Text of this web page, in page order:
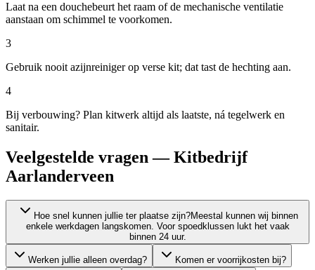
Laat na een douchebeurt het raam of de mechanische ventilatie
aanstaan om schimmel te voorkomen.
3
Gebruik nooit azijnreiniger op verse kit; dat tast de hechting aan.
4
Bij verbouwing? Plan kitwerk altijd als laatste, ná tegelwerk en
sanitair.
Veelgestelde vragen — Kitbedrijf
Aarlanderveen
Hoe snel kunnen jullie ter plaatse zijn?Meestal kunnen wij binnen
enkele werkdagen langskomen. Voor spoedklussen lukt het vaak
binnen 24 uur.
Werken jullie alleen overdag? Komen er voorrijkosten bij?